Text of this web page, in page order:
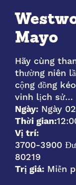
Mayo
Hãy cùng
thường niên
cộng đồng
vinh lịch sử…
Ngày: Ngày
Thời gian:
Vị trí:
3700-3900
80219
Trị giá: Miễn